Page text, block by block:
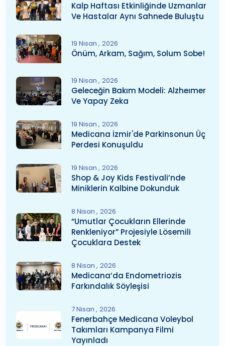
Kalp Haftası Etkinliğinde Uzmanlar
Ve Hastalar Aynı Sahnede Buluştu
19 Nisan 2026
Önüm, Arkam, Sağım, Solum Sobe!
19 Nisan 2026
Geleceğin Bakım Modeli: Alzheımer
Ve Yapay Zeka
19 Nisan 2026
Medicana İzmir'de Parkinsonun Üç
Perdesi Konuşuldu
19 Nisan 2026
Shop & Joy Kids Festivali’nde
Miniklerin Kalbine Dokunduk
8 Nisan 2026
“Umutlar Çocukların Ellerinde
Renkleniyor” Projesiyle Lösemili
Çocuklara Destek
8 Nisan 2026
Medicana’da Endometriozis
Farkındalık Söyleşisi
7 Nisan 2026
Fenerbahçe Medicana Voleybol
Takımları Kampanya Filmi
Yayınladı